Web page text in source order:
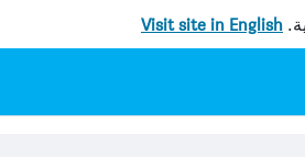
Visit site in English